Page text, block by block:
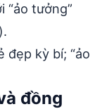
“ảo tưởng”
đẹp kỳ bí; “ảo
đồng